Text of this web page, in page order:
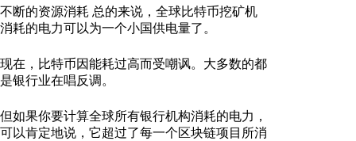
不断的资源消耗 总的来说，全球比特币挖矿机
消耗的电力可以为一个小国供电量了。
现在，比特币因能耗过高而受嘲讽。大多数的都
是银行业在唱反调。
但如果你要计算全球所有银行机构消耗的电力，
可以肯定地说，它超过了每一个区块链项目所消